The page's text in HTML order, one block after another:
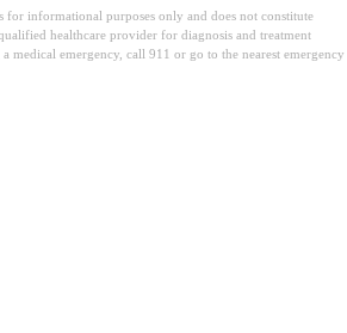
for informational purposes only and does not constitute
healthcare provider for diagnosis and treatment
medical emergency, call 911 or go to the nearest emergency